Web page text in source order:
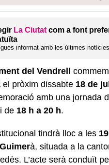
La Ciutat com a font
informat amb les últimes
del Vendrell
el pròxim dissabte 18 de
amb una jornada
i de 18 h a 20 h.
tindrà lloc a les
à, situada a la
L’acte serà conduït